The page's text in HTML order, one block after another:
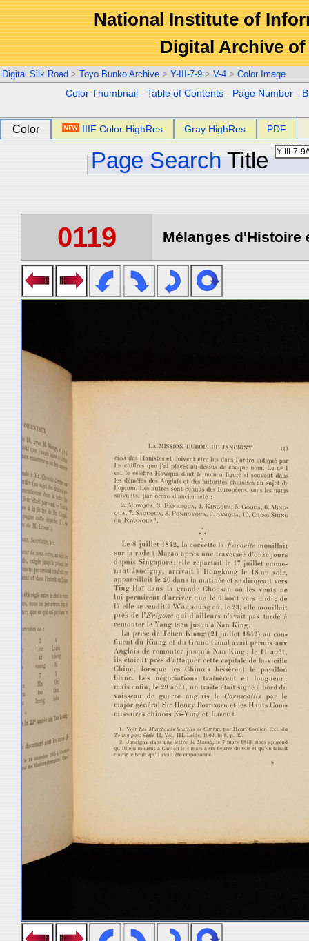
National Institute of
Digital Archive
Digital Silk Road > Toyo Bunko Archive > Y-III-7-9 > V-4 > Color Image
Color Thumbnail -Table of Contents - Page Number -
Color IIIF Color HighRes Gray HighRes PDF
Page Search Title
0119 Mélanges d'Histoire